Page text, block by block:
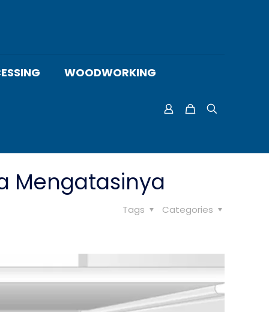
WOODWORKING
Mengatasinya
Categories
Tags